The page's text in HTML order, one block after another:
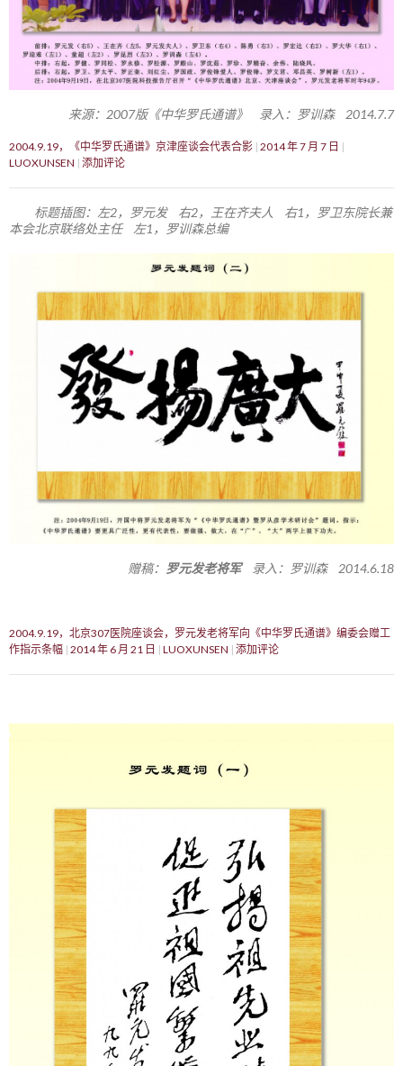
来源：2007版《中华罗氏通谱》 录入：罗训森 2014.7.7
2004.9.19，《中华罗氏通谱》京津座谈会代表合影 2014 年 7 月 7 日
LUOXUNSEN 添加评论
标题插图：左2，罗元发 右2，王在齐夫人 右1，罗卫东院长兼
本会北京联络处主任 左1，罗训森总编
赠稿： 罗元发老将军录入：罗训森 2014.6.18
2004.9.19，北京307医院座谈会，罗元发老将军向《中华罗氏通谱》编委会赠工
作指示条幅 2014 年 6 月 21 日 LUOXUNSEN 添加评论